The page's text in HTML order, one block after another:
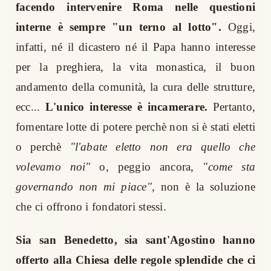
facendo intervenire Roma nelle questioni
interne è sempre "un terno al lotto". Oggi,
infatti, né il dicastero né il Papa hanno interesse
per la preghiera, la vita monastica, il buon
andamento della comunità, la cura delle strutture,
ecc...L'unico interesse è incamerare. Pertanto,
fomentare lotte di potere perchè non si è stati eletti
o perchè
"l'abate eletto non era quello che
volevamo noi"o, peggio ancora, "come sta
governando non mi piace", non è la soluzione
che ci offrono i fondatori stessi.
Sia san Benedetto, sia sant'Agostino hanno
offerto alla Chiesa delle regole splendide che ci